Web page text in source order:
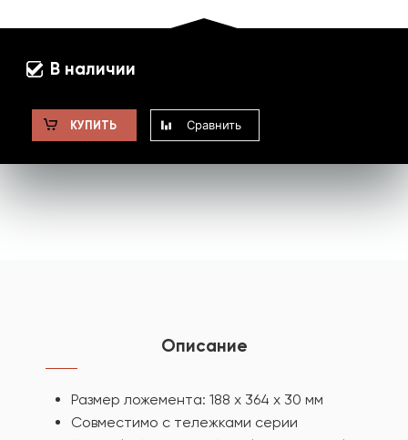
В наличии
КУПИТЬ Сравнить
Описание
Размер ложемента: 188 х 364 х 30 мм
Совместимо с тележками серии